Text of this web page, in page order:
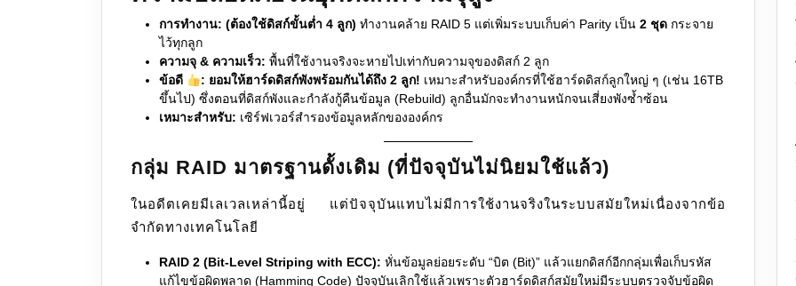
การทำงาน: (ต้องใช้ดิสก์ขั้นต่ำ 4 ลูก) ทำงานคล้าย RAID 5 แต่เพิ่มระบบเก็บค่า Parity เป็น 2 ชุด กระจาย
ไว้ทุกลูก
ความจุ & ความเร็ว: พื้นที่ใช้งานจริงจะหายไปเท่ากับความจุของดิสก์ 2 ลูก
ข้อดี
: ยอมให้ฮาร์ดดิสก์พังพร้อมกันได้ถึง 2 ลูก! เหมาะสำหรับองค์กรที่ใช้ฮาร์ดดิสก์ลูกใหญ่ ๆ (เช่น 16TB
ขึ้นไป) ซึ่งตอนที่ดิสก์พังและกำลังกู้คืนข้อมูล (Rebuild) ลูกอื่นมักจะทำงานหนักจนเสี่ยงพังซ้ำซ้อน
เหมาะสำหรับ: เซิร์ฟเวอร์สำรองข้อมูลหลักขององค์กร
กลุ่ม RAID มาตรฐานดั้งเดิม (ที่ปัจจุบันไม่นิยมใช้แล้ว)
ในอดีตเคยมีเลเวลเหล่านี้อยู่ แต่ปัจจุบันแทบไม่มีการใช้งานจริงในระบบสมัยใหม่เนื่องจากข้อ
จำกัดทางเทคโนโลยี
RAID 2 (Bit-Level Striping with ECC): หั่นข้อมูลย่อยระดับ “บิต (Bit)” แล้วแยกดิสก์อีกกลุ่มเพื่อเก็บรหัส
แก้ไขข้อผิดพลาด (Hamming Code) ปัจจุบันเลิกใช้แล้วเพราะตัวฮาร์ดดิสก์สมัยใหม่มีระบบตรวจจับข้อผิด